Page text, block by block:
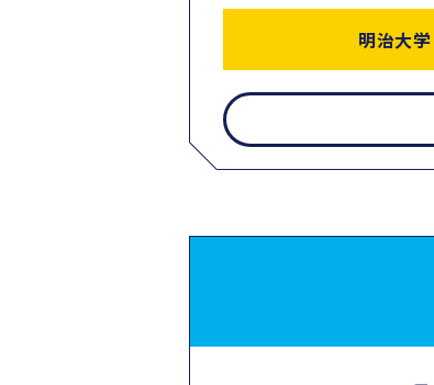
明治大学